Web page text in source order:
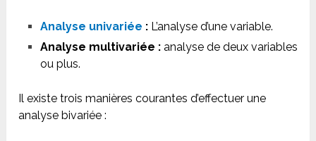
Analyse univariée :L’analyse d’une variable.
Analyse multivariée :analyse de deux variables
ou plus.
Il existe trois manières courantes d’effectuer une
analyse bivariée :